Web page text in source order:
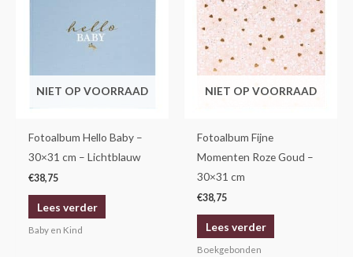
NIET OP VOORRAAD
Fotoalbum Hello Baby –
30×31 cm – Lichtblauw
€38,75
Lees verder
Baby en Kind
NIET OP VOORRAAD
Fotoalbum Fijne
Momenten Roze Goud –
30×31 cm
€38,75
Lees verder
Boekgebonden